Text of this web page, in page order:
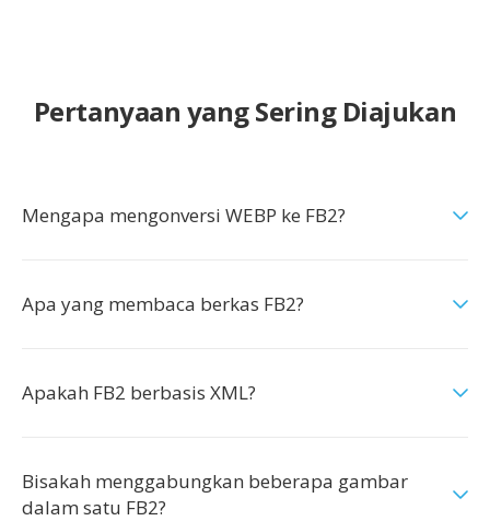
Pertanyaan yang Sering Diajukan
Mengapa mengonversi WEBP ke FB2?
Apa yang membaca berkas FB2?
Apakah FB2 berbasis XML?
Bisakah menggabungkan beberapa gambar
dalam satu FB2?